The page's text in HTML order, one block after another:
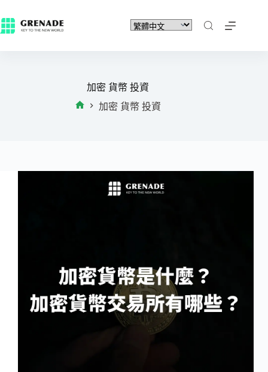
加密 貨幣 投資
加密 貨幣 投資